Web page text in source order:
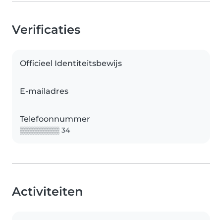
Verificaties
Officieel Identiteitsbewijs
E-mailadres
Telefoonnummer
▒▒▒▒▒▒▒▒ 34
Activiteiten